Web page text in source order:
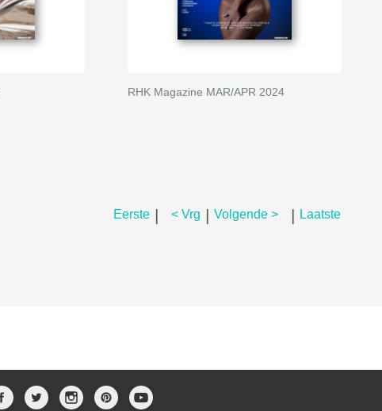
RHK Magazine MAR/APR 2024
Eerste | < Vrg | Volgende > | Laatste